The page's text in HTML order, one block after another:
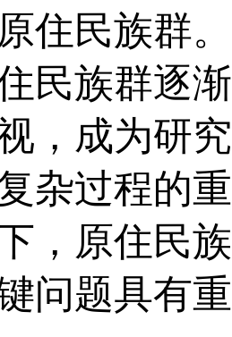
住民族群
民族群逐
，成为研
杂过程的
，原住民
问题具有